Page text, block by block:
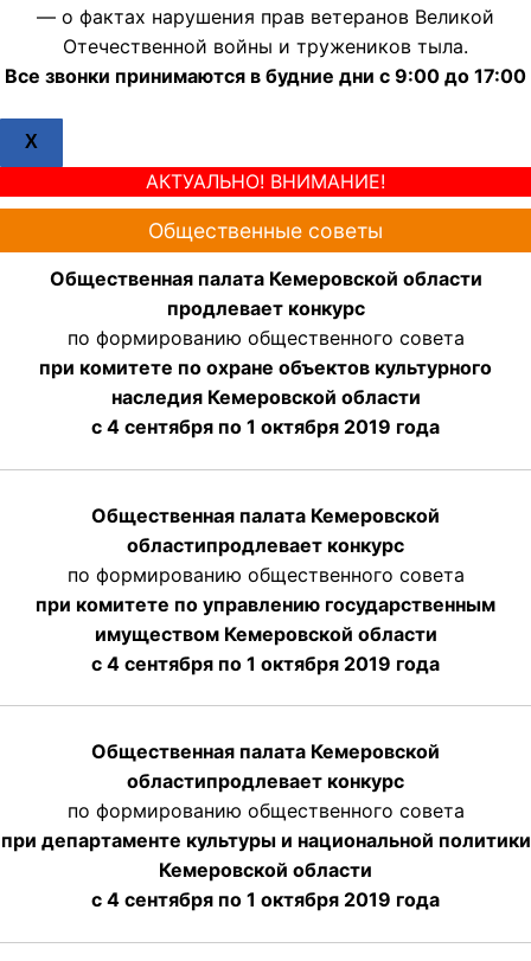
— о фактах нарушения прав ветеранов Великой
Отечественной войны и тружеников тыла.
Все звонки принимаются в будние дни с 9:00 до 17:00
X
АКТУАЛЬНО! ВНИМАНИЕ!
Общественные советы
Общественная палата Кемеровской области
продлевает конкурс
по формированию общественного совета
при комитете по охране объектов культурного
наследия Кемеровской области
с 4 сентября по 1 октября 2019 года
Общественная палата Кемеровской
областипродлевает конкурс
по формированию общественного совета
при комитете по управлению государственным
имуществом Кемеровской области
с 4 сентября по 1 октября 2019 года
Общественная палата Кемеровской
областипродлевает конкурс
по формированию общественного совета
при департаменте культуры и национальной политики
Кемеровской области
с 4 сентября по 1 октября 2019 года